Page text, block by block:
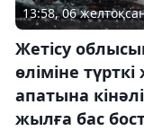
13:58, 06
Жетісу
өліміне
апатына
жылға бас